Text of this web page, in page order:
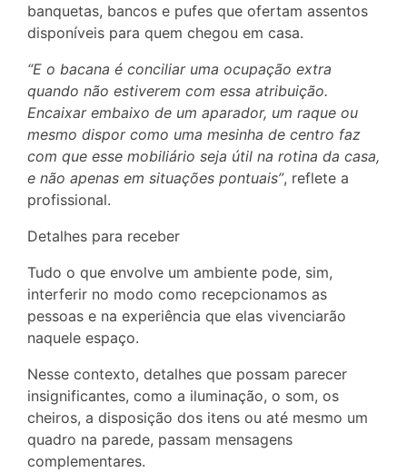
banquetas, bancos e pufes que ofertam assentos
disponíveis para quem chegou em casa.
“E o bacana é conciliar uma ocupação extra
quando não estiverem com essa atribuição.
Encaixar embaixo de um aparador, um raque ou
mesmo dispor como uma mesinha de centro faz
com que esse mobiliário seja útil na rotina da casa,
e não apenas em situações pontuais”, reflete a
profissional.
Detalhes para receber
Tudo o que envolve um ambiente pode, sim,
interferir no modo como recepcionamos as
pessoas e na experiência que elas vivenciarão
naquele espaço.
Nesse contexto, detalhes que possam parecer
insignificantes, como a iluminação, o som, os
cheiros, a disposição dos itens ou até mesmo um
quadro na parede, passam mensagens
complementares.